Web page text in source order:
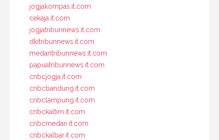
jogjakompas.it.com
cekaja.it.com
jogjatribunnews.it.com
dkitribunnews.it.com
medantribunnews.it.com
papuatribunnews.it.com
cnbcjogja.it.com
cnbcbandung.it.com
cnbclampung.it.com
cnbckaltim.it.com
cnbcmedan.it.com
cnbckalbar.it.com